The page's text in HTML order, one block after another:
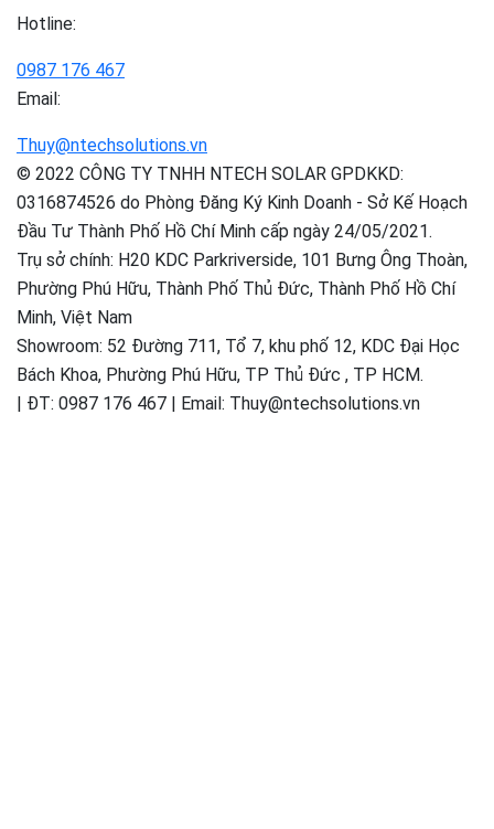
Hotline:
0987 176 467
Email:
Thuy@ntechsolutions.vn
© 2022 CÔNG TY TNHH NTECH SOLAR GPDKKD:
0316874526 do Phòng Đăng Ký Kinh Doanh - Sở Kế Hoạch
Đầu Tư Thành Phố Hồ Chí Minh cấp ngày 24/05/2021.
Trụ sở chính: H20 KDC Parkriverside, 101 Bưng Ông Thoàn,
Phường Phú Hữu, Thành Phố Thủ Đức, Thành Phố Hồ Chí
Minh, Việt Nam
Showroom: 52 Đường 711, Tổ 7, khu phố 12, KDC Đại Học
Bách Khoa, Phường Phú Hữu, TP Thủ Đức , TP HCM.
| ĐT: 0987 176 467 | Email: Thuy@ntechsolutions.vn